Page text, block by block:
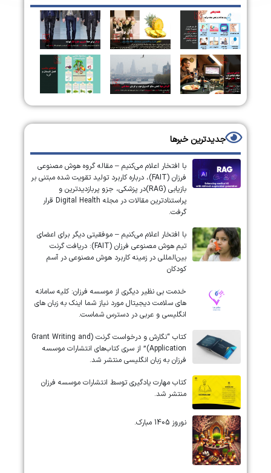
جدیدترین خبرها
با افتخار اعلام می‌کنیم – مقاله گروه هوش مصنوعی
فرزان (FAIT)، درباره کاربرد تولید تقویت شده مبتنی بر
بازیابی (RAG)در پزشکی، جزو پربازدیدترین و
پراستنادترین مقالات در مجله Digital Health قرار
با افتخار اعلام می‌کنیم – موفقیتی دیگر برای اعضای
تیم هوش مصنوعی فرزان (FAIT): دریافت گرنت
بین‌المللی در زمینه کاربرد هوش مصنوعی در آسم
خدمت بی نظیر دیگری از موسسه فرزان: کلیه سامانه
های سلامت دیجیتال مورد نیاز شما اینک به زبان های
انگلیسی و عربی در دسترس شماست.
کتاب “نگارش و درخواست گرنت (Grant Writing and
Application)” از سری کتاب‌های انتشارات موسسه
فرزان به زبان انگلیسی منتشر شد.
کتاب مهارت یادگیری توسط انتشارات موسسه فرزان
منتشر شد.
نوروز 1405 مبارک.